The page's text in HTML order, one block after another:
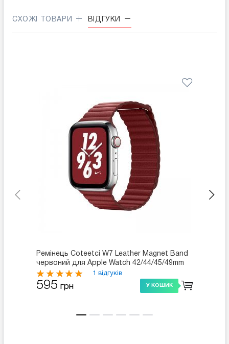
СХОЖІ ТОВАРИ ВІДГУКИ
Ремінець Coteetci W7 Leather Magnet Band
червоний для Apple Watch 42/44/45/49mm
1 відгуків
595 грн У КОШИК